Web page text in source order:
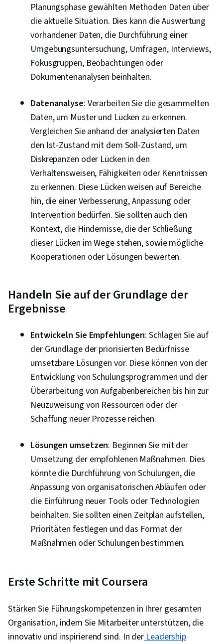
Planungsphase gewählten Methoden Daten über
die aktuelle Situation. Dies kann die Auswertung
vorhandener Daten, die Durchführung einer
Umgebungsuntersuchung, Umfragen, Interviews,
Fokusgruppen, Beobachtungen oder
Dokumentenanalysen beinhalten.
Datenanalyse: Verarbeiten Sie die gesammelten
Daten, um Muster und Lücken zu erkennen.
Vergleichen Sie anhand der analysierten Daten
den Ist-Zustand mit dem Soll-Zustand, um
Diskrepanzen oder Lücken in den
Verhaltensweisen, Fähigkeiten oder Kenntnissen
zu erkennen. Diese Lücken weisen auf Bereiche
hin, die einer Verbesserung, Anpassung oder
Intervention bedürfen. Sie sollten auch den
Kontext, die Hindernisse, die der Schließung
dieser Lücken im Wege stehen, sowie mögliche
Kooperationen oder Lösungen bewerten.
Handeln Sie auf der Grundlage der
Ergebnisse
Entwickeln Sie Empfehlungen: Schlagen Sie auf
der Grundlage der priorisierten Bedürfnisse
umsetzbare Lösungen vor. Diese können von der
Entwicklung von Schulungsprogrammen und der
Überarbeitung von Aufgabenbereichen bis hin zur
Neuzuweisung von Ressourcen oder der
Schaffung neuer Prozesse reichen.
Lösungen umsetzen: Beginnen Sie mit der
Umsetzung der empfohlenen Maßnahmen. Dies
könnte die Durchführung von Schulungen, die
Anpassung von organisatorischen Abläufen oder
die Einführung neuer Tools oder Technologien
beinhalten. Sie sollten einen Zeitplan aufstellen,
Prioritäten festlegen und das Format der
Maßnahmen oder Schulungen bestimmen.
Erste Schritte mit Coursera
Stärken Sie Führungskompetenzen in Ihrer gesamten
Organisation, indem Sie Mitarbeiter unterstützen, die
innovativ und inspirierend sind. In derLeadership